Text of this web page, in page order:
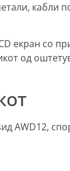
кабли
екран со
од
AWD12,